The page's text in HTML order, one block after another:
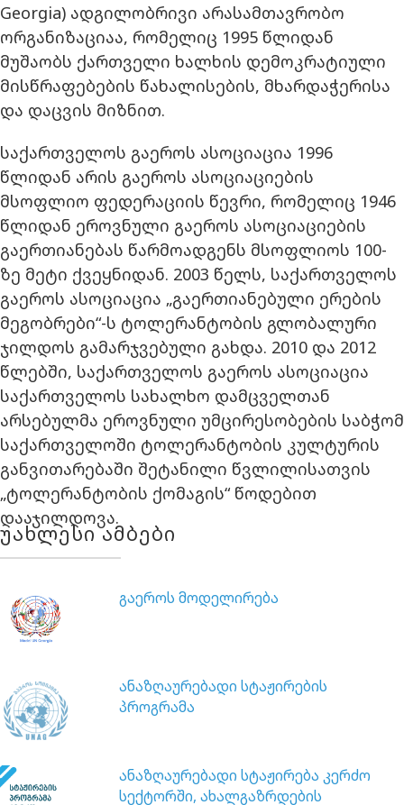
Georgia) ადგილობრივი არასამთავრობო
ორგანიზაციაა, რომელიც 1995 წლიდან
მუშაობს ქართველი ხალხის დემოკრატიული
მისწრაფებების წახალისების, მხარდაჭერისა
და დაცვის მიზნით.
საქართველოს გაეროს ასოციაცია 1996
წლიდან არის გაეროს ასოციაციების
მსოფლიო ფედერაციის წევრი, რომელიც 1946
წლიდან ეროვნული გაეროს ასოციაციების
გაერთიანებას წარმოადგენს მსოფლიოს 100-
ზე მეტი ქვეყნიდან. 2003 წელს, საქართველოს
გაეროს ასოციაცია „გაერთიანებული ერების
მეგობრები“-ს ტოლერანტობის გლობალური
ჯილდოს გამარჯვებული გახდა. 2010 და 2012
წლებში, საქართველოს გაეროს ასოციაცია
საქართველოს სახალხო დამცველთან
არსებულმა ეროვნული უმცირესობების საბჭომ
საქართველოში ტოლერანტობის კულტურის
განვითარებაში შეტანილი წვლილისათვის
„ტოლერანტობის ქომაგის“ წოდებით
დააჯილდოვა.
უახლესი ამბები
გაეროს მოდელირება
ანაზღაურებადი სტაჟირების
პროგრამა
ანაზღაურებადი სტაჟირება კერძო
სექტორში, ახალგაზრდების